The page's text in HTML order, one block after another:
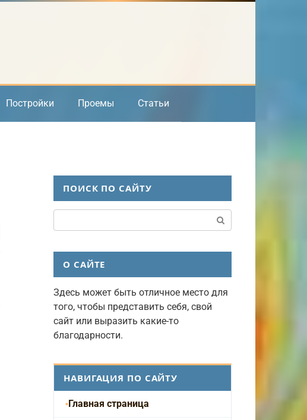
Постройки Проемы Статьи
ПОИСК ПО САЙТУ
О САЙТЕ
Здесь может быть отличное место для
того, чтобы представить себя, свой
сайт или выразить какие-то
благодарности.
НАВИГАЦИЯ ПО САЙТУ
Главная страница